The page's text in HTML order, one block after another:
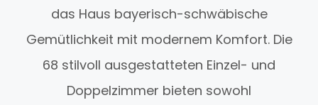
das Haus bayerisch-schwäbische
Gemütlichkeit mit modernem Komfort. Die
68 stilvoll ausgestatteten Einzel- und
Doppelzimmer bieten sowohl